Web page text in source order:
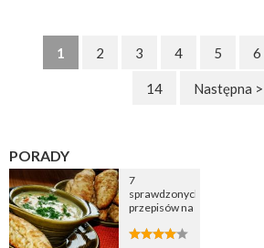
1 2 3 4 5 6
14 Następna >
PORADY
7
sprawdzonych
przepisów na
cebulową